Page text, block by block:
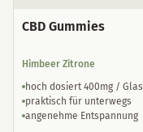
CBD Gummies
Himbeer Zitrone
hoch dosiert 400mg / Glas
praktisch für unterwegs
angenehme Entspannung